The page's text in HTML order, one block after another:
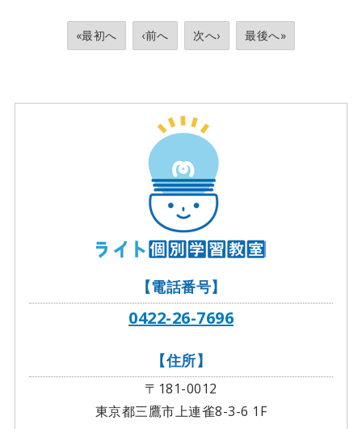
«最初へ ‹前へ 次へ› 最後へ»
【電話番号】
0422-26-7696
【住所】
〒181-0012
東京都三鷹市上連雀8-3-6 1F